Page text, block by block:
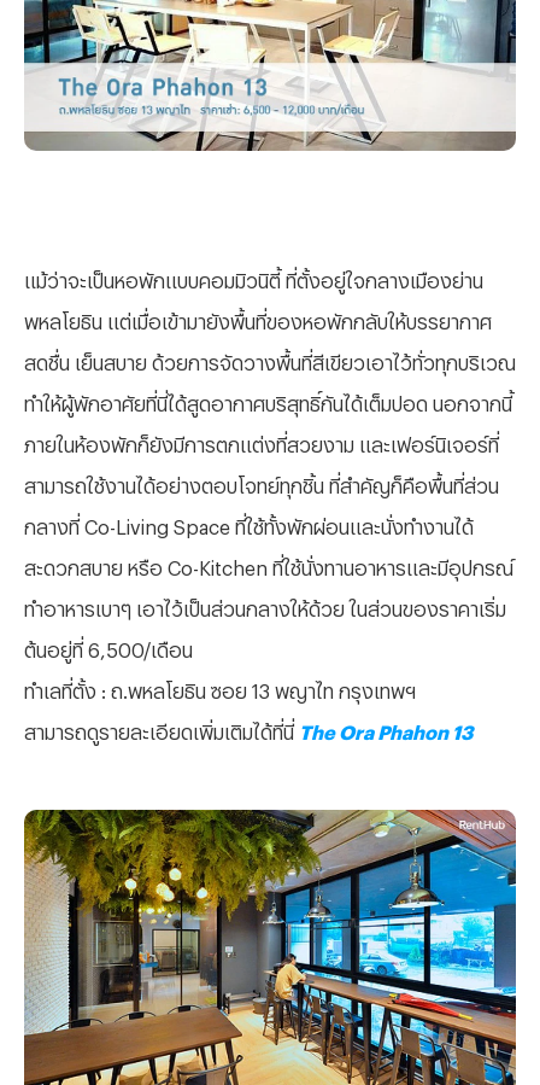
แม้ว่าจะเป็นหอพักแบบคอมมิวนิตี้ ที่ตั้งอยู่ใจกลางเมืองย่าน
พหลโยธิน แต่เมื่อเข้ามายังพื้นที่ของหอพักกลับให้บรรยากาศ
สดชื่น เย็นสบาย ด้วยการจัดวางพื้นที่สีเขียวเอาไว้ทั่วทุกบริเวณ
ทำให้ผู้พักอาศัยที่นี่ได้สูดอากาศบริสุทธิ์กันได้เต็มปอด นอกจากนี้
ภายในห้องพักก็ยังมีการตกแต่งที่สวยงาม และเฟอร์นิเจอร์ที่
สามารถใช้งานได้อย่างตอบโจทย์ทุกชิ้น ที่สำคัญก็คือพื้นที่ส่วน
กลางที่ Co-Living Space ที่ใช้ทั้งพักผ่อนและนั่งทำงานได้
สะดวกสบาย หรือ Co-Kitchen ที่ใช้นั่งทานอาหารและมีอุปกรณ์
ทำอาหารเบาๆ เอาไว้เป็นส่วนกลางให้ด้วย ในส่วนของราคาเริ่ม
ต้นอยู่ที่ 6,500/เดือน
ทำเลที่ตั้ง : ถ.พหลโยธิน ซอย 13 พญาไท กรุงเทพฯ
สามารถดูรายละเอียดเพิ่มเติมได้ที่นี่ The Ora Phahon 13